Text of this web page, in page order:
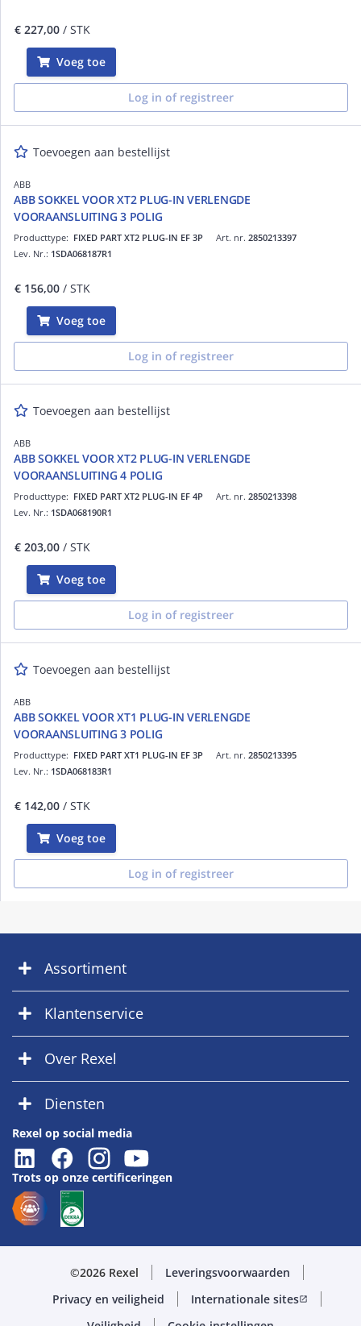
€ 227,00 / STK
Voeg toe
Log in of registreer
Toevoegen aan bestellijst
ABB
ABB SOKKEL VOOR XT2 PLUG-IN VERLENGDE
VOORAANSLUITING 3 POLIG
Art. nr. 2850213397
Producttype: FIXED PART XT2 PLUG-IN EF 3P
Lev. Nr.: 1SDA068187R1
€ 156,00 / STK
Voeg toe
Log in of registreer
Toevoegen aan bestellijst
ABB
ABB SOKKEL VOOR XT2 PLUG-IN VERLENGDE
VOORAANSLUITING 4 POLIG
Art. nr. 2850213398
Producttype: FIXED PART XT2 PLUG-IN EF 4P
Lev. Nr.: 1SDA068190R1
€ 203,00 / STK
Voeg toe
Log in of registreer
Toevoegen aan bestellijst
ABB
ABB SOKKEL VOOR XT1 PLUG-IN VERLENGDE
VOORAANSLUITING 3 POLIG
Art. nr. 2850213395
Producttype: FIXED PART XT1 PLUG-IN EF 3P
Lev. Nr.: 1SDA068183R1
€ 142,00 / STK
Voeg toe
Log in of registreer
Assortiment
Klantenservice
Over Rexel
Diensten
Rexel op social media
Trots op onze certificeringen
©2026 Rexel
Leveringsvoorwaarden
Privacy en veiligheid
Internationale sitesopen_in_new